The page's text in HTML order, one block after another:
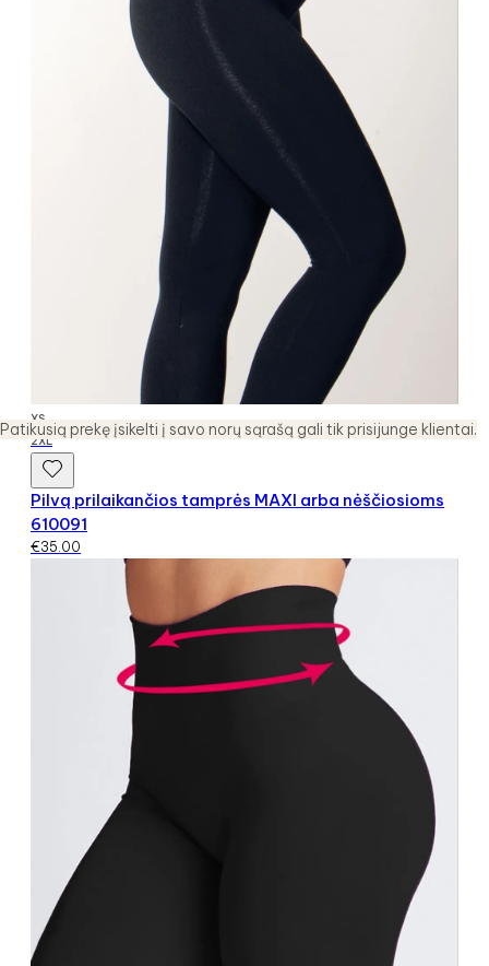
Patikusią prekę įsikelti į savo norų sąrašą gali tik prisijunge klientai.
XS
2XL
Pilvą prilaikančios tamprės MAXI arba nėščiosioms
610091
€35.00